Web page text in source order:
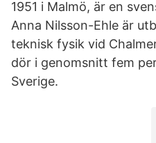
1951 i Malmö, är en
Anna Nilsson-Ehle är
teknisk fysik vid
dör i genomsnitt fem
Sverige.